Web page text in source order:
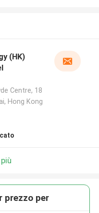
(HK)
Centre, 18
Hong Kong
prezzo per